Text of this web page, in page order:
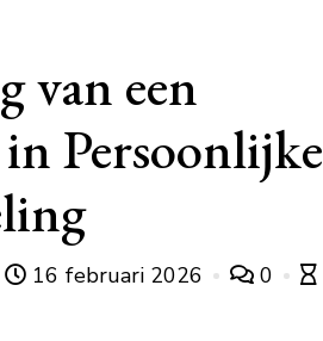
van een
Persoonlijke
16 februari 2026
0